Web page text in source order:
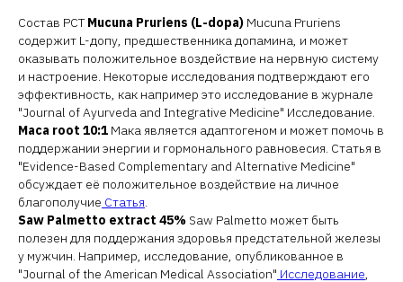
Состав PCTMucuna Pruriens (L-dopa) Mucuna Pruriens
содержит L-допу, предшественника допамина, и может
оказывать положительное воздействие на нервную систему
и настроение. Некоторые исследования подтверждают его
эффективность, как например это исследование в журнале
"Journal of Ayurveda and Integrative Medicine" Исследование.
Maca root 10:1 Мака является адаптогеном и может помочь в
поддержании энергии и гормонального равновесия. Статья в
"Evidence-Based Complementary and Alternative Medicine"
обсуждает её положительное воздействие на личное
благополучие Статья
Saw Palmetto extract 45% Saw Palmetto может быть
полезен для поддержания здоровья предстательной железы
у мужчин. Например, исследование, опубликованное в
"Journal of the American Medical Association" Исследование